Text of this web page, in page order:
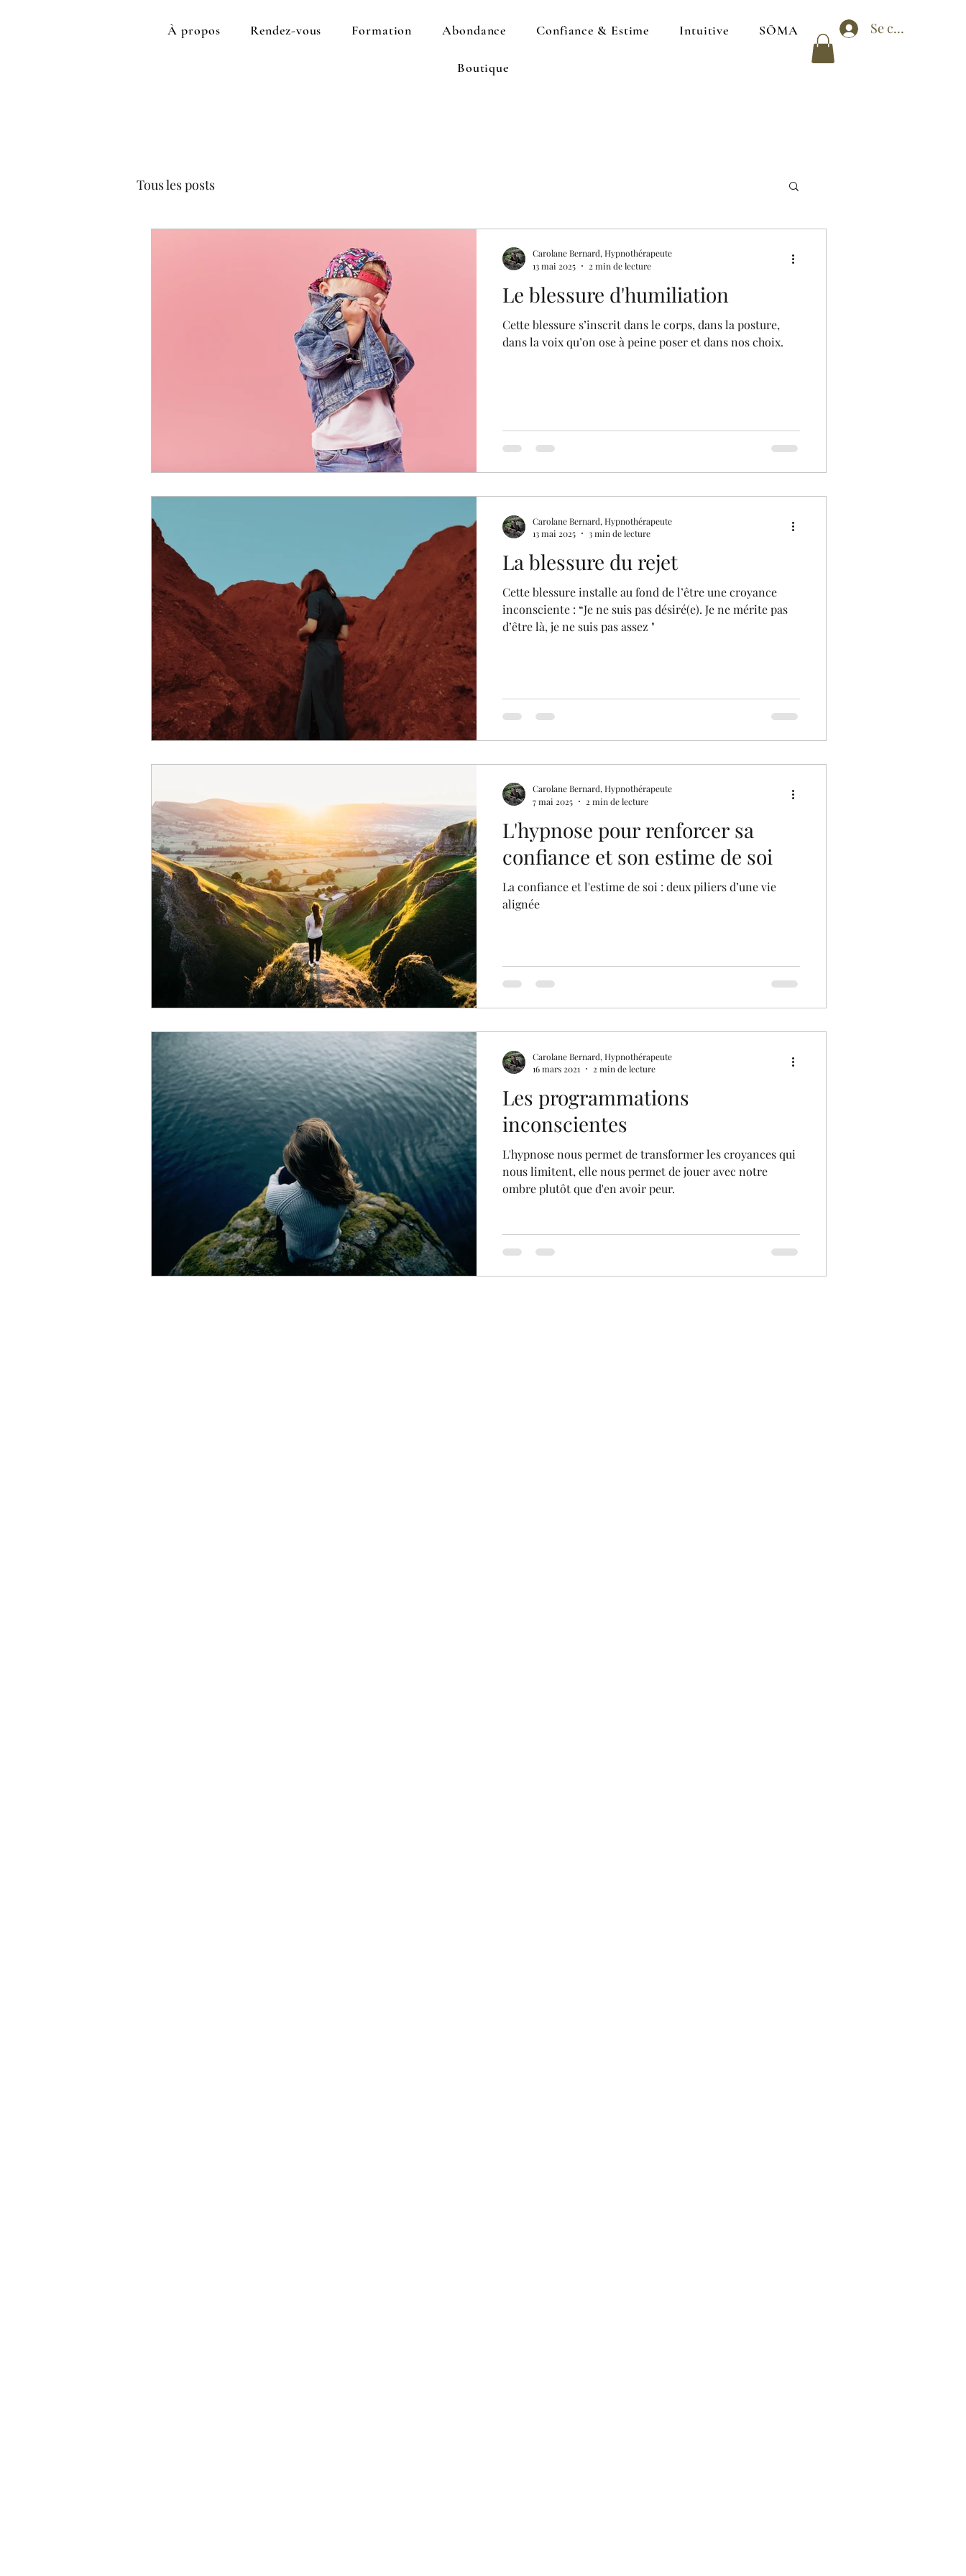
À propos Rendez-vous Formation Abondance Confiance & Estime Intuitive SŌMA
Boutique
Se connecter
Tous les posts
Le blessure d'humiliation
Cette blessure s’inscrit dans le corps, dans la posture,
dans la voix qu’on ose à peine poser et dans nos choix.
Carolane Bernard, Hypnothérapeute
13 mai 2025
2 min de lecture
La blessure du rejet
Cette blessure installe au fond de l’être une croyance
inconsciente : “Je ne suis pas désiré(e). Je ne mérite pas
d’être là, je ne suis pas assez "
Carolane Bernard, Hypnothérapeute
13 mai 2025
3 min de lecture
L'hypnose pour renforcer sa
confiance et son estime de soi
La confiance et l'estime de soi : deux piliers d’une vie
alignée
Carolane Bernard, Hypnothérapeute
7 mai 2025
2 min de lecture
Les programmations
inconscientes
L'hypnose nous permet de transformer les croyances qui
nous limitent, elle nous permet de jouer avec notre
ombre plutôt que d'en avoir peur.
Carolane Bernard, Hypnothérapeute
16 mars 2021
2 min de lecture